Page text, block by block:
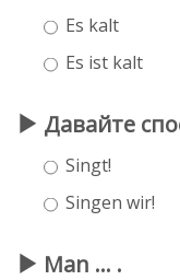
Es kalt
Es ist kalt
Давайте
Singt!
Singen wir!
Man ... .